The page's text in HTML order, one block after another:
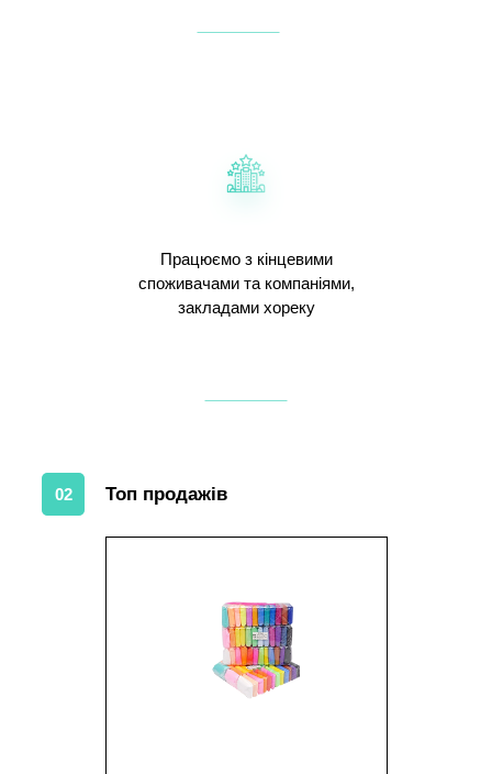
Працюємо з кінцевими
споживачами та компаніями,
закладами хореку
02 Топ продажів